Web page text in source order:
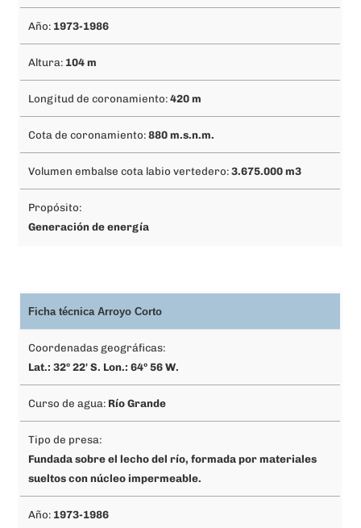
Año: 1973-1986
Altura: 104 m
Longitud de coronamiento:420 m
Cota de coronamiento:880 m.s.n.m.
Volumen embalse cota labio vertedero:3.675.000 m3
Propósito:
Generación de energía
Ficha técnica Arroyo Corto
Coordenadas geográficas:
Lat.: 32º 22' S. Lon.: 64º 56 W.
Curso de agua: Río Grande
Tipo de presa:
Fundada sobre el lecho del río, formada por materiales
sueltos con núcleo impermeable.
Año: 1973-1986